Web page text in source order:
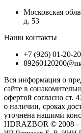
Московская
д. 53
Наши контакты
+7 (926) 01-20-
Вся информация о
сайте в
офертой согласно
о наличии, сроках
уточнена нашими
HDRAZBOR © 2008 -